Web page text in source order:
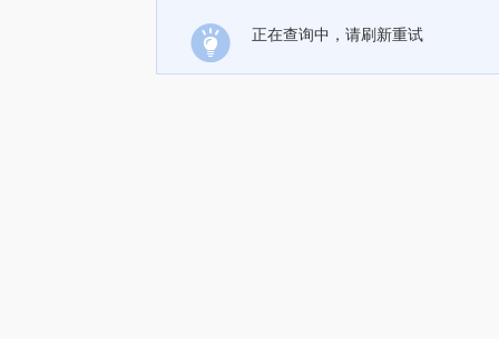
正在查询中，请刷新重试